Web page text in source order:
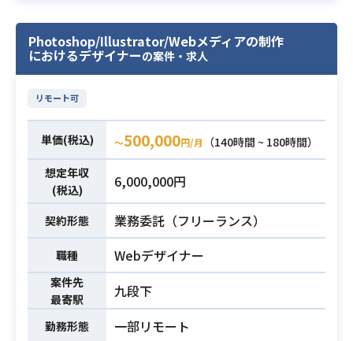
業務内容
いします。
・バナー広告などの広告デザイン制
作経験
・クリエイティブ動画の制作
理 etc.
必須スキル
・ポートフォリオの提出
・動画・配信サイトでのデザイナー
経験 ※公開可能な範囲でご経験され
てきたサービスもご教示いただけま
すと幸いです
・デザイナー経験3年以上
・Photoshopを用いた業務経験1年
以上
・AfterEffectsを用いた業務経験1年
以上
Photoshop/Illustrator/Webメディアの制作
におけるデザイナーの案件・求人
リモート可
単価(税込) 〜500,000円/月
（140時間 ~ 180時間）
想定年収
(税込)
6,000,000円
契約形態 業務委託（フリーランス）
職種 Webデザイナー
案件先
最寄駅
九段下
勤務形態 一部リモート